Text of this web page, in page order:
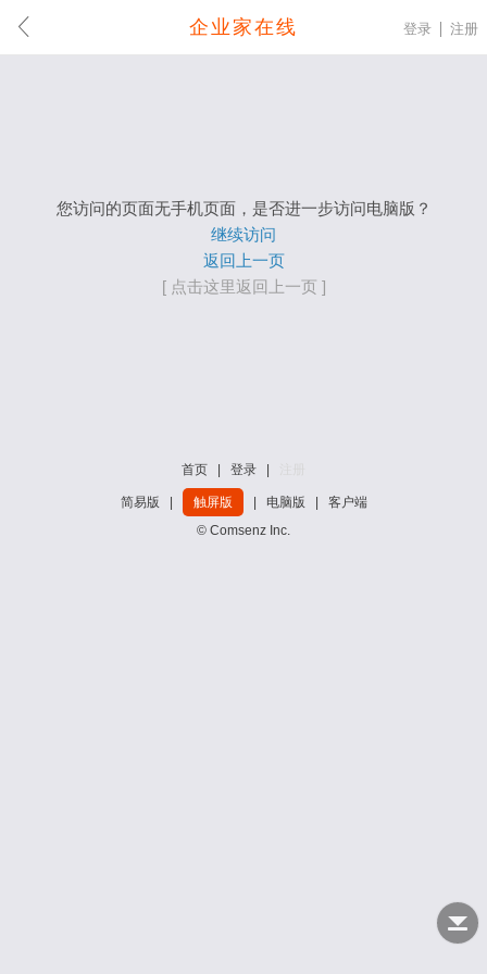
企业家在线 登录 注册
您访问的页面无手机页面，是否进一步访问电脑版？
继续访问
返回上一页
[ 点击这里返回上一页 ]
首页 登录
简易版 触屏版 电脑版
客户端
© Comsenz Inc.